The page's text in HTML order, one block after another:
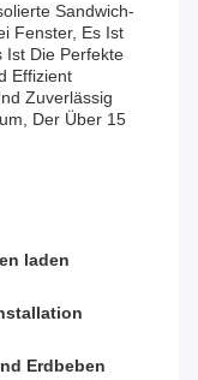
Sandwich-
Fenster, Es Ist
Ist Die Perfekte
Effizient
Zuverlässig
Der Über 15
laden
Erdbeben